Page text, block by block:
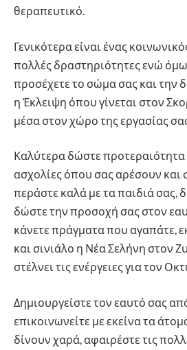
θεραπευτικό.
Γενικότερα είναι ένας
πολλές δραστηριότητες ενώ
προσέχετε το σώμα σας και την
η Έκλειψη όπου γίνεται στον
μέσα στον χώρο της εργασίας
Καλύτερα δώστε
ασχολίες όπου σας αρέσουν και
περάστε καλά με τα παιδιά σας,
δώστε την προσοχή σας στον
κάνετε πράγματα που αγαπάτε,
και σινιάλο η Νέα Σελήνη στον
στέλνει τις ενέργειες για τον
Δημιουργείστε τον εαυτό σας
επικοινωνείτε με εκείνα τα
δίνουν χαρά, αφαιρέστε τις